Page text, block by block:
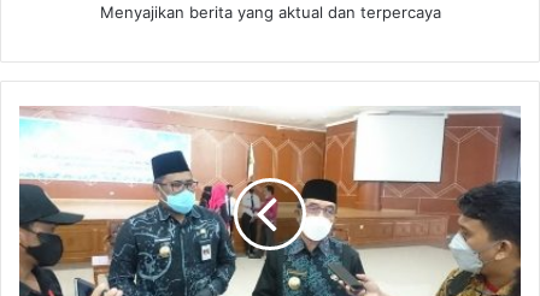
Menyajikan berita yang aktual dan terpercaya